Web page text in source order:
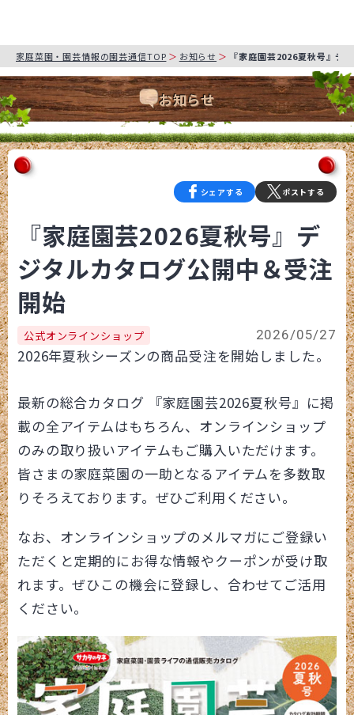
家庭菜園・園芸情報の園芸通信TOP お知らせ 『家庭園芸2026夏秋号』デ
お知らせ
シェアする ポストする
『家庭園芸2026夏秋号』デ
ジタルカタログ公開中＆受注
開始
公式オンラインショップ 2026/05/27
2026年夏秋シーズンの商品受注を開始しました。
最新の総合カタログ 『家庭園芸2026夏秋号』に掲
載の全アイテムはもちろん、オンラインショップ
のみの取り扱いアイテムもご購入いただけます。
皆さまの家庭菜園の一助となるアイテムを多数取
りそろえております。ぜひご利用ください。
なお、オンラインショップのメルマガにご登録い
ただくと定期的にお得な情報やクーポンが受け取
れます。ぜひこの機会に登録し、合わせてご活用
ください。